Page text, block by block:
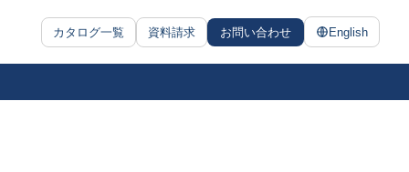
カタログ一覧 資料請求 お問い合わせ English